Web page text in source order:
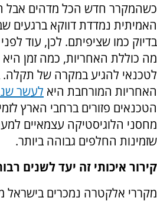
כשהמקרר חדש הכל מדהים אבל
האמיתית נמדדת דווקא ברגעים
בדיוק כמו שציפיתם. לכן, עוד
מה כוללת האחריות, כמה זמן
לטכנאי להגיע במקרה של
האחריות המורחבת היא לעשר
הטכנאים פזורים ברחבי הארץ
מחסני הלוגיסטיקה עצמאיים
שזמינות החלפים גבוהה ביותר.
קירור איכותי זה יעד לשנים